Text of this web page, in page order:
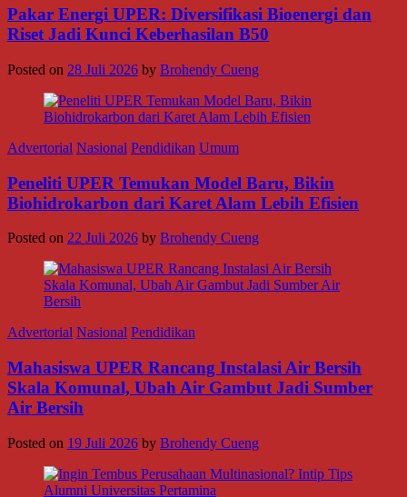
Pakar Energi UPER: Diversifikasi Bioenergi dan
Riset Jadi Kunci Keberhasilan B50
Posted on 28 Juli 2026 by Brohendy Cueng
Advertorial Nasional Pendidikan Umum
Peneliti UPER Temukan Model Baru, Bikin
Biohidrokarbon dari Karet Alam Lebih Efisien
Posted on 22 Juli 2026 by Brohendy Cueng
Advertorial Nasional Pendidikan
Mahasiswa UPER Rancang Instalasi Air Bersih
Skala Komunal, Ubah Air Gambut Jadi Sumber
Air Bersih
Posted on 19 Juli 2026 by Brohendy Cueng